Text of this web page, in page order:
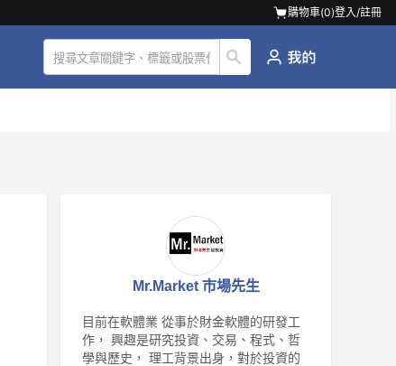
購物車(0)登入/註冊
Mr.Market 市場先生
目前在軟體業 從事於財金軟體的研發工
作， 興趣是研究投資、交易、程式、哲
學與歷史， 理工背景出身，對於投資的